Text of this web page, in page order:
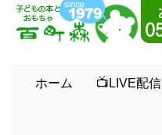
ホーム 📺LIVE配信